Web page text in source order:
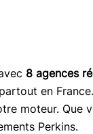
8 agences
en France.
moteur. Que
Perkins.